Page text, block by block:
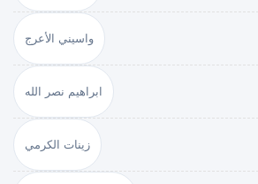
واسيني الأعرج
ابراهيم نصر الله
زينات الكرمي